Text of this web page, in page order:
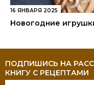
16 ЯНВАРЯ 2025
Новогодние
ПОДПИШИСЬ НА
КНИГУ С РЕЦЕПТАМИ